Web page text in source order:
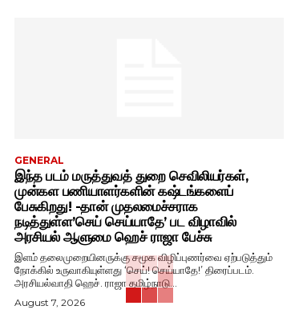
GENERAL
இந்த படம் மருத்துவத் துறை செவிலியர்கள்,
முன்கள பணியாளர்களின் கஷ்டங்களைப்
பேசுகிறது! -தான் முதலமைச்சராக
நடித்துள்ள’செய் செய்யாதே’ பட விழாவில்
அரசியல் ஆளுமை ஹெச் ராஜா பேச்சு
இளம் தலைமுறையினருக்கு சமூக விழிப்புணர்வை ஏற்படுத்தும்
நோக்கில் உருவாகியுள்ளது ‘செய்! செய்யாதே!’ திரைப்படம்.
அரசியல்வாதி ஹெச். ராஜா தமிழ்நாடு...
August 7, 2026